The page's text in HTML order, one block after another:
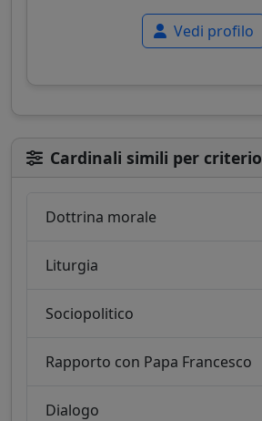
Vedi profilo
Cardinali simili per criterio
Dottrina morale
Liturgia
Sociopolitico
Rapporto con Papa Francesco
Dialogo